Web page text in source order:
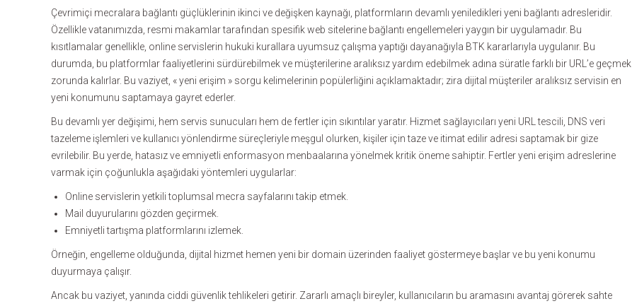
Çevrimiçi mecralara bağlantı güçlüklerinin ikinci ve değişken kaynağı, platformların devamlı yeniledikleri yeni bağlantı adresleridir.
Özellikle vatanımızda, resmi makamlar tarafından spesifik web sitelerine bağlantı engellemeleri yaygın bir uygulamadır. Bu
kısıtlamalar genellikle, online servislerin hukuki kurallara uyumsuz çalışma yaptığı dayanağıyla BTK kararlarıyla uygulanır. Bu
durumda, bu platformlar faaliyetlerini sürdürebilmek ve müşterilerine aralıksız yardım edebilmek adına süratle farklı bir URL’e geçmek
zorunda kalırlar. Bu vaziyet, « yeni erişim » sorgu kelimelerinin popülerliğini açıklamaktadır; zira dijital müşteriler aralıksız servisin en
yeni konumunu saptamaya gayret ederler.
Bu devamlı yer değişimi, hem servis sunucuları hem de fertler için sıkıntılar yaratır. Hizmet sağlayıcıları yeni URL tescili, DNS veri
tazeleme işlemleri ve kullanıcı yönlendirme süreçleriyle meşgul olurken, kişiler için taze ve itimat edilir adresi saptamak bir gize
evrilebilir. Bu yerde, hatasız ve emniyetli enformasyon menbaalarına yönelmek kritik öneme sahiptir. Fertler yeni erişim adreslerine
varmak için çoğunlukla aşağıdaki yöntemleri uygularlar:
Online servislerin yetkili toplumsal mecra sayfalarını takip etmek.
Mail duyurularını gözden geçirmek.
Emniyetli tartışma platformlarını izlemek.
Örneğin, engelleme olduğunda, dijital hizmet hemen yeni bir domain üzerinden faaliyet göstermeye başlar ve bu yeni konumu
duyurmaya çalışır.
Ancak bu vaziyet, yanında ciddi güvenlik tehlikeleri getirir. Zararlı amaçlı bireyler, kullanıcıların bu aramasını avantaj görerek sahte